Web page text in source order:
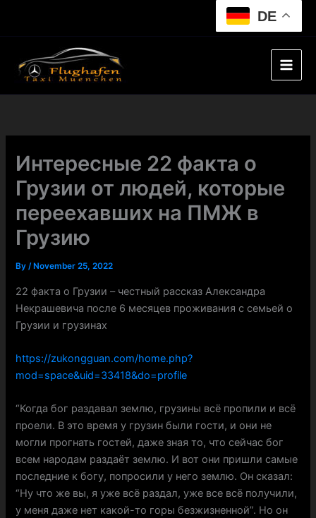
DE
Интересные 22 факта о
Грузии от людей, которые
переехавших на ПМЖ в
Грузию
By/ November 25, 2022
22 факта о Грузии – честный рассказ Александра
Некрашевича после 6 месяцев проживания с семьей о
Грузии и грузинах
https://zukongguan.com/home.php?
mod=space&uid=33418&do=profile
“Когда бог раздавал землю, грузины всё пропили и всё
проели. В это время у грузин были гости, и они не
могли прогнать гостей, даже зная то, что сейчас бог
всем народам раздаёт землю. И вот они пришли самые
последние к богу, попросили у него землю. Он сказал:
“Ну что же вы, я уже всё раздал, уже все всё получили,
у меня даже нет какой-то горы безжизненной”. Но он